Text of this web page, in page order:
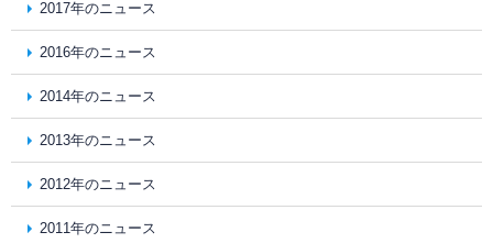
2017年のニュース
2016年のニュース
2014年のニュース
2013年のニュース
2012年のニュース
2011年のニュース